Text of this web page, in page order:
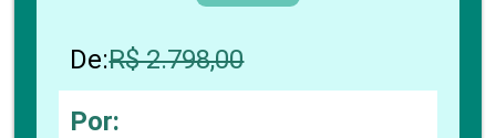
De:R$ 2.798,00
Por: